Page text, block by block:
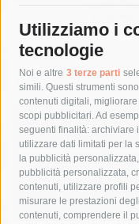
Utilizziamo i
tecnologie
Noi e altre 3 terze parti
simili. Questi strumenti
contenuti digitali,
scopi pubblicitari. Ad
seguenti finalità: archiviare
utilizzare dati limitati per la
la pubblicità
pubblicità personalizzata,
contenuti, utilizzare profili
misurare le prestazioni
contenuti, comprendere il
Tag
acqua allerta meteo
area marina protetta di
Asl Napoli 3 sud
castellammare di stabia
comune di sorrento